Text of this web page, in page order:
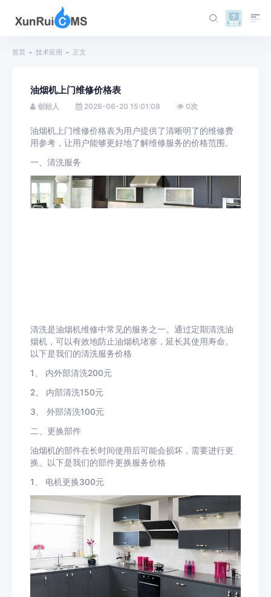
首页 技术应用 正文
油烟机上门维修价格表
创始人 2026-06-20 15:01:08 0次
油烟机上门维修价格表为用户提供了清晰明了的维修费
用参考，让用户能够更好地了解维修服务的价格范围。
一、清洗服务
清洗是油烟机维修中常见的服务之一。通过定期清洗油
烟机，可以有效地防止油烟机堵塞，延长其使用寿命。
以下是我们的清洗服务价格
1、 内外部清洗200元
2、 内部清洗150元
3、 外部清洗100元
二、更换部件
油烟机的部件在长时间使用后可能会损坏，需要进行更
换。以下是我们的部件更换服务价格
1、 电机更换300元